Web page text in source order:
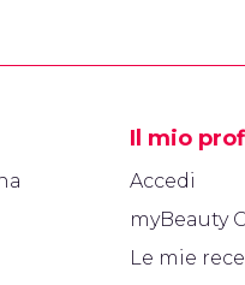
Il mio
Accedi
myBeauty
Le mie